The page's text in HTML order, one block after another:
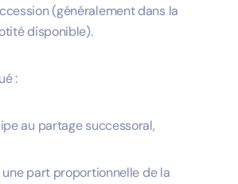
(généralement dans la
disponible).
:
au partage successoral,
part proportionnelle de la